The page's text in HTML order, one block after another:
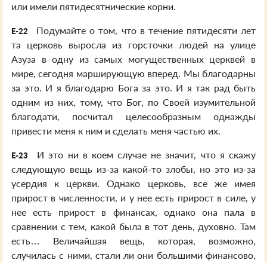
или имели пятидесятнические корни.
E-22
Подумайте о том, что в течение пятидесяти лет
та церковь выросла из горсточки людей на улице
Азуза в одну из самых могущественных церквей в
мире, сегодня марширующую вперед. Мы благодарны
за это. И я благодарю Бога за это. И я так рад быть
одним из них, тому, что Бог, по Своей изумительной
благодати, посчитал целесообразным однажды
привести меня к ним и сделать меня частью их.
E-23
И это ни в коем случае не значит, что я скажу
следующую вещь из-за какой-то злобы, но это из-за
усердия к церкви. Однако церковь, все же имея
прирост в численности, и у нее есть прирост в силе, у
нее есть прирост в финансах, однако она пала в
сравнении с тем, какой была в тот день, духовно. Там
есть… Величайшая вещь, которая, возможно,
случилась с ними, стали ли они большими финансово,